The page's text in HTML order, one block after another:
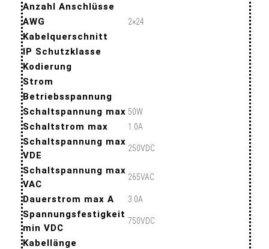
Anzahl Anschlüsse
AWG
2×24
Kabelquerschnitt
IP Schutzklasse
Kodierung
Strom
Betriebsspannung
Schaltspannung max 50W
Schaltstrom max 1.0A
Schaltspannung max
VDE
250VDC
Schaltspannung max
VAC
265VAC
Dauerstrom max A 3.0A
Spannungsfestigkeit
min VDC
750VDC
Kabellänge